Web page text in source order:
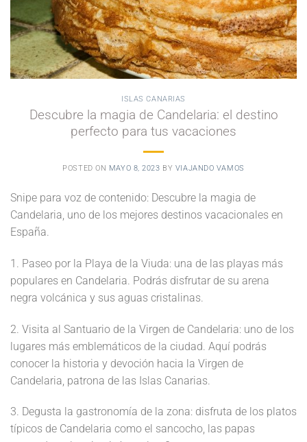
ISLAS CANARIAS
Descubre la magia de Candelaria: el destino
perfecto para tus vacaciones
POSTED ON MAYO 8, 2023 BY VIAJANDO VAMOS
Snipe para voz de contenido: Descubre la magia de
Candelaria, uno de los mejores destinos vacacionales en
España.
1. Paseo por la Playa de la Viuda: una de las playas más
populares en Candelaria. Podrás disfrutar de su arena
negra volcánica y sus aguas cristalinas.
2. Visita al Santuario de la Virgen de Candelaria: uno de los
lugares más emblemáticos de la ciudad. Aquí podrás
conocer la historia y devoción hacia la Virgen de
Candelaria, patrona de las Islas Canarias.
3. Degusta la gastronomía de la zona: disfruta de los platos
típicos de Candelaria como el sancocho, las papas